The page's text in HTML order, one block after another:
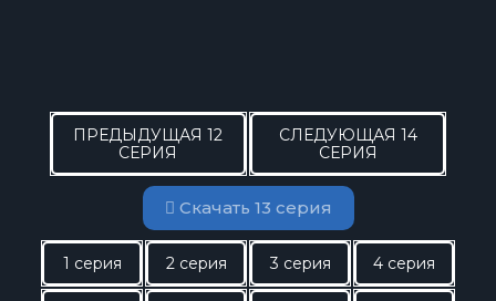
ПРЕДЫДУЩАЯ 12
СЕРИЯ
СЛЕДУЮЩАЯ 14
СЕРИЯ
Скачать 13 серия
1 серия 2 серия 3 серия 4 серия